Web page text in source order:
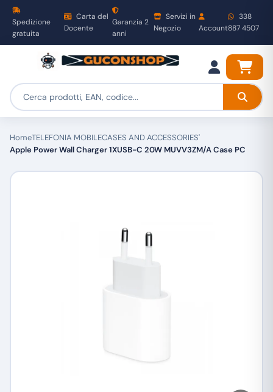
Spedizione
gratuita
Carta del
Docente
Garanzia 2
anni
Servizi in
Negozio
Account
338
887 4507
HomeTELEFONIA MOBILECASES AND ACCESSORIES'
Apple Power Wall Charger 1XUSB-C 20W MUVV3ZM/A Case PC